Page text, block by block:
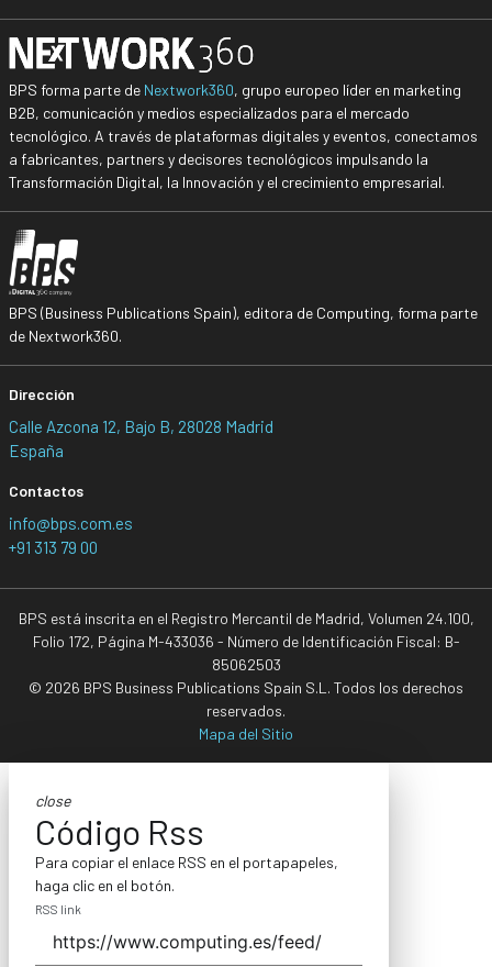
BPS forma parte de Nextwork360, grupo europeo líder en marketing
B2B, comunicación y medios especializados para el mercado
tecnológico. A través de plataformas digitales y eventos, conectamos
a fabricantes, partners y decisores tecnológicos impulsando la
Transformación Digital, la Innovación y el crecimiento empresarial.
BPS (Business Publications Spain), editora de Computing, forma parte
de Nextwork360.
Dirección
Calle Azcona 12, Bajo B, 28028 Madrid
España
Contactos
info@bps.com.es
+91 313 79 00
BPS está inscrita en el Registro Mercantil de Madrid, Volumen 24.100,
Folio 172, Página M-433036 - Número de Identificación Fiscal: B-
85062503
© 2026 BPS Business Publications Spain S.L. Todos los derechos
reservados.
Mapa del Sitio
close
Código Rss
Para copiar el enlace RSS en el portapapeles,
haga clic en el botón.
RSS link